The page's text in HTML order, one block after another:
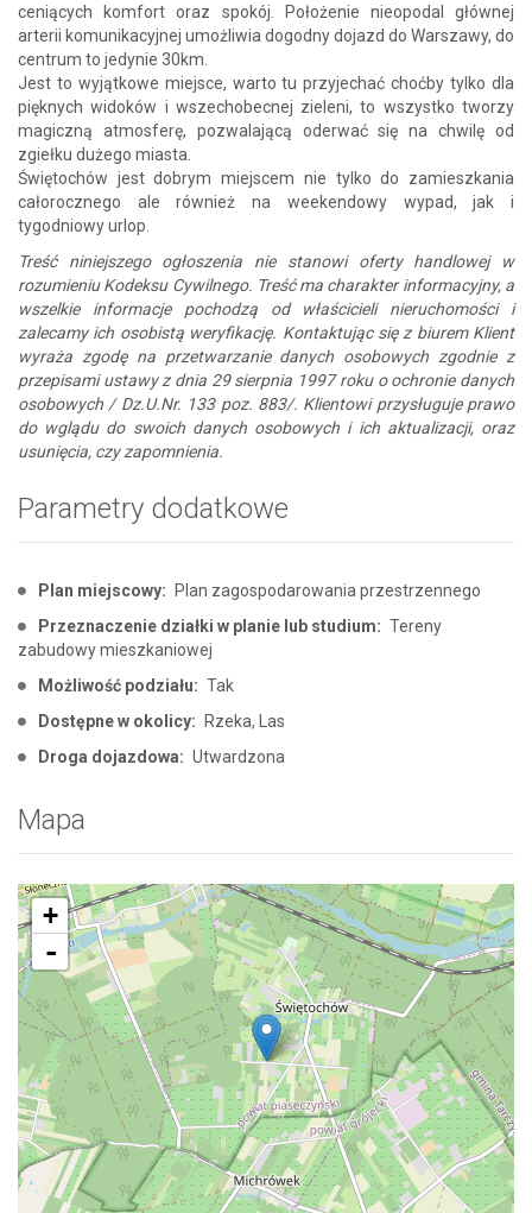
ceniących komfort oraz spokój. Położenie nieopodal głównej
arterii komunikacyjnej umożliwia dogodny dojazd do Warszawy, do
centrum to jedynie 30km.
Jest to wyjątkowe miejsce, warto tu przyjechać choćby tylko dla
pięknych widoków i wszechobecnej zieleni, to wszystko tworzy
magiczną atmosferę, pozwalającą oderwać się na chwilę od
zgiełku dużego miasta.
Świętochów jest dobrym miejscem nie tylko do zamieszkania
całorocznego ale również na weekendowy wypad, jak i
tygodniowy urlop.
Treść niniejszego ogłoszenia nie stanowi oferty handlowej w
rozumieniu Kodeksu Cywilnego. Treść ma charakter informacyjny, a
wszelkie informacje pochodzą od właścicieli nieruchomości i
zalecamy ich osobistą weryfikację. Kontaktując się z biurem Klient
wyraża zgodę na przetwarzanie danych osobowych zgodnie z
przepisami ustawy z dnia 29 sierpnia 1997 roku o ochronie danych
osobowych / Dz.U.Nr. 133 poz. 883/. Klientowi przysługuje prawo
do wglądu do swoich danych osobowych i ich aktualizacji, oraz
usunięcia, czy zapomnienia.
Parametry dodatkowe
Plan miejscowy: Plan zagospodarowania przestrzennego
Przeznaczenie działki w planie lub studium: Tereny
zabudowy mieszkaniowej
Możliwość podziału: Tak
Dostępne w okolicy: Rzeka, Las
Droga dojazdowa: Utwardzona
Mapa
+
-